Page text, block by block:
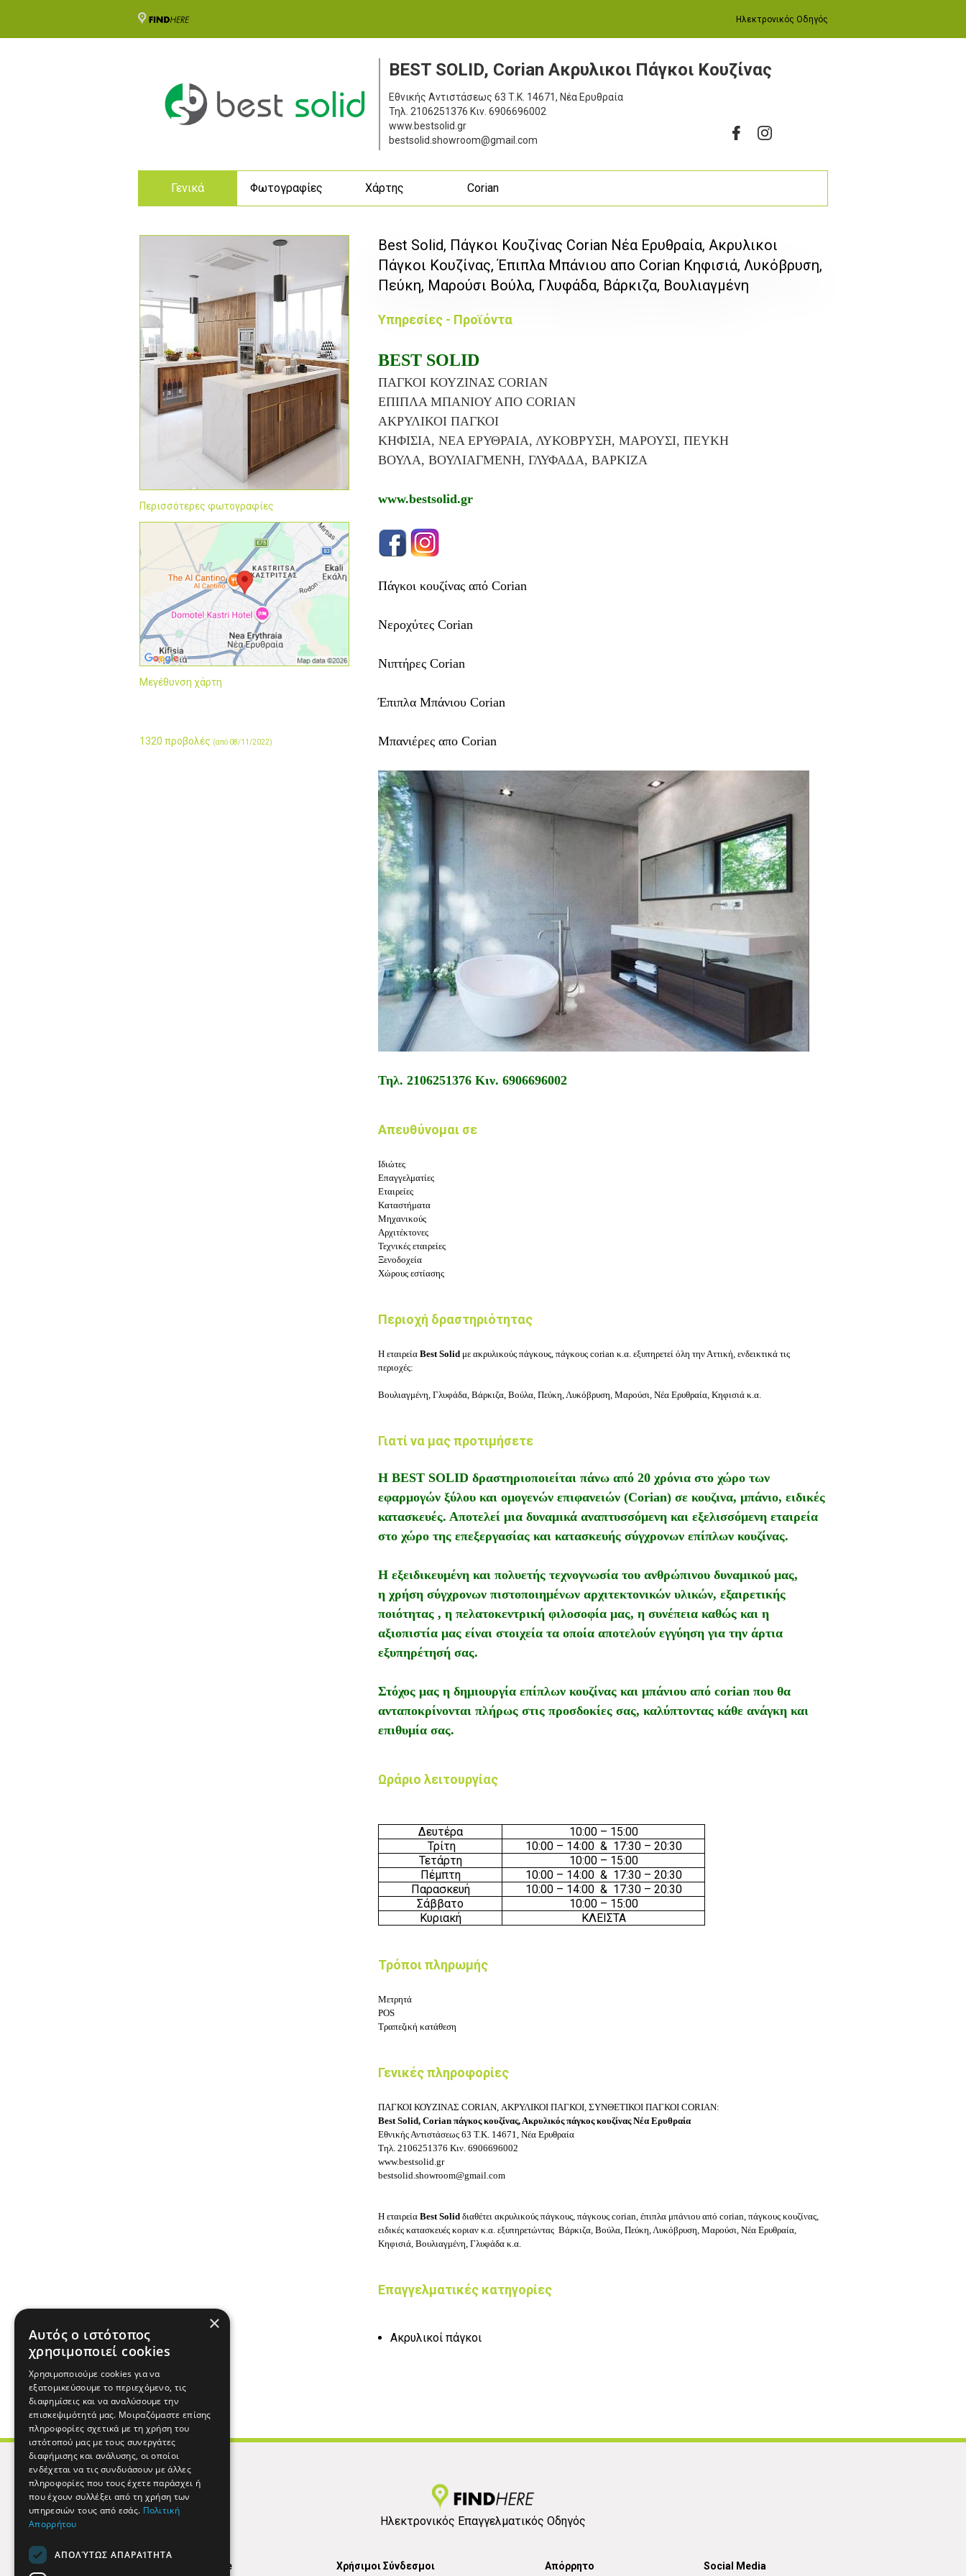
Ηλεκτρονικός Οδηγός
BEST SOLID, Corian Ακρυλικοι Πάγκοι Κουζίνας
Εθνικής Αντιστάσεως 63 Τ.Κ. 14671, Νέα Ερυθραία
Τηλ. 2106251376 Κιν. 6906696002
www.bestsolid.gr
bestsolid.showroom@gmail.com
Γενικά Φωτογραφίες Χάρτης Corian
Περισσότερες φωτογραφίες
Μεγέθυνση χάρτη
1320 προβολές (από 08/11/2022)
Best Solid, Πάγκοι Κουζίνας Corian Νέα Ερυθραία, Ακρυλικοι
Πάγκοι Κουζίνας, Έπιπλα Μπάνιου απο Corian Κηφισιά, Λυκόβρυση,
Πεύκη, Μαρούσι Βούλα, Γλυφάδα, Βάρκιζα, Βουλιαγμένη
Υπηρεσίες - Προϊόντα
BEST SOLID
ΠΑΓΚΟΙ ΚΟΥΖΙΝΑΣ CORIAN
ΕΠΙΠΛΑ ΜΠΑΝΙΟΥ ΑΠΟ CORIAN
ΑΚΡΥΛΙΚΟΙ ΠΑΓΚΟΙ
ΚΗΦΙΣΙΑ, ΝΕΑ ΕΡΥΘΡΑΙΑ, ΛΥΚΟΒΡΥΣΗ, ΜΑΡΟΥΣΙ, ΠΕΥΚΗ
ΒΟΥΛΑ, ΒΟΥΛΙΑΓΜΕΝΗ, ΓΛΥΦΑΔΑ, ΒΑΡΚΙΖΑ
www.bestsolid.gr
Πάγκοι κουζίνας από Corian
Νεροχύτες Corian
Νιπτήρες Corian
Έπιπλα Μπάνιου Corian
Μπανιέρες απο Corian
Τηλ. 2106251376 Κιν. 6906696002
Απευθύνομαι σε
Ιδιώτες
Επαγγελματίες
Εταιρείες
Καταστήματα
Μηχανικούς
Αρχιτέκτονες
Τεχνικές εταιρείες
Ξενοδοχεία
Χώρους εστίασης
Περιοχή δραστηριότητας
Η εταιρεία Best Solid με ακρυλικούς πάγκους, πάγκους corian κ.α. εξυπηρετεί όλη την Αττική, ενδεικτικά τις
περιοχές:
Βουλιαγμένη, Γλυφάδα, Βάρκιζα, Βούλα, Πεύκη, Λυκόβρυση, Μαρούσι, Νέα Ερυθραία, Κηφισιά κ.α.
Γιατί να μας προτιμήσετε
Η BEST SOLID δραστηριοποιείται πάνω από 20 χρόνια στο χώρο των
εφαρμογών ξύλου και ομογενών επιφανειών (Corian) σε κουζινα, μπάνιο, ειδικές
κατασκευές. Αποτελεί μια δυναμικά αναπτυσσόμενη και εξελισσόμενη εταιρεία
στο χώρο της επεξεργασίας και κατασκευής σύγχρονων επίπλων κουζίνας.
Η εξειδικευμένη και πολυετής τεχνογνωσία του ανθρώπινου δυναμικού μας,
η χρήση σύγχρονων πιστοποιημένων αρχιτεκτονικών υλικών, εξαιρετικής
ποιότητας , η πελατοκεντρική φιλοσοφία μας, η συνέπεια καθώς και η
αξιοπιστία μας είναι στοιχεία τα οποία αποτελούν εγγύηση για την άρτια
εξυπηρέτησή σας.
Στόχος μας η δημιουργία επίπλων κουζίνας και μπάνιου από corian που θα
ανταποκρίνονται πλήρως στις προσδοκίες σας, καλύπτοντας κάθε ανάγκη και
επιθυμία σας.
Ωράριο λειτουργίας
Δευτέρα 10:00– 15:00
Τρίτη
10:00– 14:00 & 17:30 – 20:30
Τετάρτη
10:00– 15:00
Πέμπτη
10:00– 14:00 & 17:30 – 20:30
Παρασκευή
10:00– 14:00 & 17:30 – 20:30
Σάββατο
10:00– 15:00
Κυριακή
ΚΛΕΙΣΤΑ
Τρόποι πληρωμής
Μετρητά
POS
Τραπεζική κατάθεση
Γενικές πληροφορίες
ΠΑΓΚΟΙ ΚΟΥΖΙΝΑΣ CORIAN, ΑΚΡΥΛΙΚΟΙ ΠΑΓΚΟΙ, ΣΥΝΘΕΤΙΚΟΙ ΠΑΓΚΟΙ CORIAN:
Best Solid, Corian πάγκος κουζίνας, Ακρυλικός πάγκος κουζίνας Νέα Ερυθραία
Εθνικής Αντιστάσεως 63 Τ.Κ. 14671, Νέα Ερυθραία
Τηλ. 2106251376 Κιν. 6906696002
www.bestsolid.gr
bestsolid.showroom@gmail.com
Η εταιρεία Best Solid διαθέτει ακρυλικούς πάγκους, πάγκους corian, έπιπλα μπάνιου από corian, πάγκους κουζίνας,
ειδικές κατασκευές κοριαν κ.α. εξυπηρετώντας Βάρκιζα, Βούλα, Πεύκη, Λυκόβρυση, Μαρούσι, Νέα Ερυθραία,
Κηφισιά, Βουλιαγμένη, Γλυφάδα κ.α.
Επαγγελματικές κατηγορίες
Ακρυλικοί πάγκοι
Ηλεκτρονικός Επαγγελματικός Οδηγός
Find Here Χρήσιμοι Σύνδεσμοι Απόρρητο Social Media
×
Αυτός ο ιστότοπος
χρησιμοποιεί cookies
Χρησιμοποιούμε cookies για να
εξατομικεύσουμε το περιεχόμενο, τις
διαφημίσεις και να αναλύσουμε την
επισκεψιμότητά μας. Μοιραζόμαστε επίσης
πληροφορίες σχετικά με τη χρήση του
ιστότοπού μας με τους συνεργάτες
διαφήμισης και ανάλυσης, οι οποίοι
ενδέχεται να τις συνδυάσουν με άλλες
πληροφορίες που τους έχετε παράσχει ή
που έχουν συλλέξει από τη χρήση των
υπηρεσιών τους από εσάς. Πολιτική
Απορρήτου
ΑΠΟΛΎΤΩΣ ΑΠΑΡΑΊΤΗΤΑ